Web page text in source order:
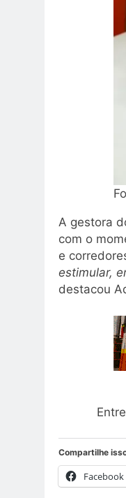
A gestora
com o
e
estimular,
destacou
Compartilhe
Facebook